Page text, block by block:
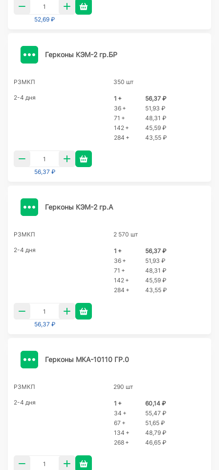
52,69 ₽
Герконы КЭМ-2 гр.БР
РЗМКП 350 шт
2-4 дня 1 +
56,37 ₽
36 +
51,93 ₽
71 +
48,31 ₽
142 +
45,59 ₽
284 +
43,55 ₽
56,37 ₽
Герконы КЭМ-2 гр.А
РЗМКП 2 570 шт
2-4 дня 1 +
56,37 ₽
36 +
51,93 ₽
71 +
48,31 ₽
142 +
45,59 ₽
284 +
43,55 ₽
56,37 ₽
Герконы МКА-10110 ГР.0
РЗМКП 290 шт
2-4 дня 1 +
60,14 ₽
34 +
55,47 ₽
67 +
51,65 ₽
134 +
48,79 ₽
268 +
46,65 ₽